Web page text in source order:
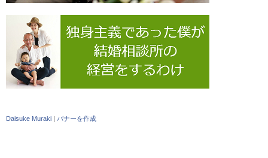
Daisuke Muraki | バナーを作成